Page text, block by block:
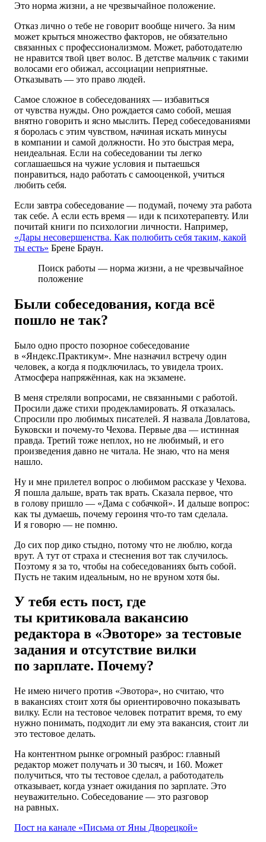
Это норма жизни, а не чрезвычайное положение.
Отказ лично о тебе не говорит вообще ничего. За ним
может крыться множество факторов, не обязательно
связанных с профессионализмом. Может, работодателю
не нравится твой цвет волос. В детстве мальчик с такими
волосами его обижал, ассоциации неприятные.
Отказывать — это право людей.
Самое сложное в собеседованиях — избавиться
от чувства нужды. Оно рождается само собой, мешая
внятно говорить и ясно мыслить. Перед собеседованиями
я боролась с этим чувством, начиная искать минусы
в компании и самой должности. Но это быстрая мера,
неидеальная. Если на собеседовании ты легко
соглашаешься на чужие условия и пытаешься
понравиться, надо работать с самооценкой, учиться
любить себя.
Если завтра собеседование — подумай, почему эта работа
так себе. А если есть время — иди к психотерапевту. Или
почитай книги по психологии личности. Например,
«Дары несовершенства. Как полюбить себя таким, какой
ты есть» Брене Браун.
Поиск работы — норма жизни, а не чрезвычайное
положение
Были собеседования, когда всё
пошло не так?
Было одно просто позорное собеседование
в «Яндекс.Практикум». Мне назначил встречу один
человек, а когда я подключилась, то увидела троих.
Атмосфера напряжённая, как на экзамене.
В меня стреляли вопросами, не связанными с работой.
Просили даже стихи продекламировать. Я отказалась.
Спросили про любимых писателей. Я назвала Довлатова,
Буковски и почему-то Чехова. Первые два — истинная
правда. Третий тоже неплох, но не любимый, и его
произведения давно не читала. Не знаю, что на меня
нашло.
Ну и мне прилетел вопрос о любимом рассказе у Чехова.
Я пошла дальше, врать так врать. Сказала первое, что
в голову пришло — «Дама с собачкой». И дальше вопрос:
как ты думаешь, почему героиня что-то там сделала.
И я говорю — не помню.
До сих пор дико стыдно, потому что не люблю, когда
врут. А тут от страха и стеснения вот так случилось.
Поэтому я за то, чтобы на собеседованиях быть собой.
Пусть не таким идеальным, но не вруном хотя бы.
У тебя есть пост, где
ты критиковала вакансию
редактора в «Эвоторе» за тестовые
задания и отсутствие вилки
по зарплате. Почему?
Не имею ничего против «Эвотора», но считаю, что
в вакансиях стоит хотя бы ориентировочно показывать
вилку. Если на тестовое человек потратит время, то ему
нужно понимать, подходит ли ему эта вакансия, стоит ли
это тестовое делать.
На контентном рынке огромный разброс: главный
редактор может получать и 30 тысяч, и 160. Может
получиться, что ты тестовое сделал, а работодатель
отказывает, когда узнает ожидания по зарплате. Это
неуважительно. Собеседование — это разговор
на равных.
Пост на канале «Письма от Яны Дворецкой»